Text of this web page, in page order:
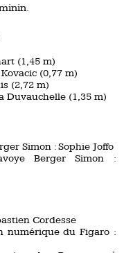
(1,45 m)
(0,77 m)
(2,72 m)
Duvauchelle (1,35 m)
Simon : Sophie Joffo
Berger Simon :
Cordesse
numérique du Figaro :